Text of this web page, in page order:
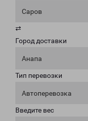
Саров
⇄
Город доставки
Анапа
Тип перевозки
Автоперевозка
Введите вес